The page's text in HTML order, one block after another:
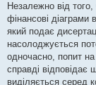
Незалежно від
фінансові діаграми
який подає
насолоджується
одночасно, попит
справді відповідає
виділяється серед